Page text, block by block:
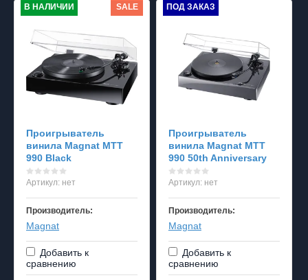
В НАЛИЧИИ SALE
Проигрыватель
винила Magnat MTT
990 Black
Артикул: нет
Производитель:
Magnat
Добавить к
сравнению
ПОД ЗАКАЗ
Проигрыватель
винила Magnat MTT
990 50th Anniversary
Артикул:нет
Производитель:
Magnat
Добавить к
сравнению